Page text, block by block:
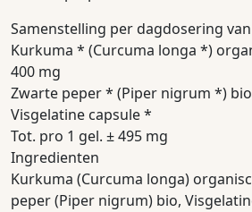
Samenstelling per dagdosering
Kurkuma * (Curcuma longa *)
400 mg
Zwarte peper * (Piper nigrum *)
Visgelatine capsule *
Tot. pro 1 gel. ± 495 mg
Ingredienten
Kurkuma (Curcuma longa)
peper (Piper nigrum) bio,